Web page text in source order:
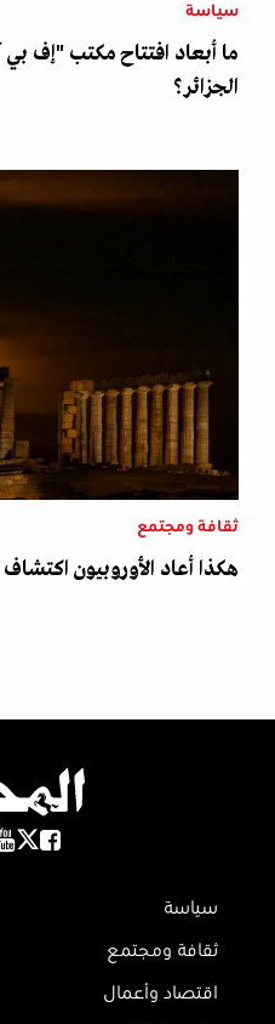
سياسة
ما أبعاد افتتاح مكتب "إف بي
الجزائر؟
ثقافة ومجتمع
هكذا أعاد الأوروبيون اكتشاف
سياسة
ثقافة ومجتمع
اقتصاد وأعمال